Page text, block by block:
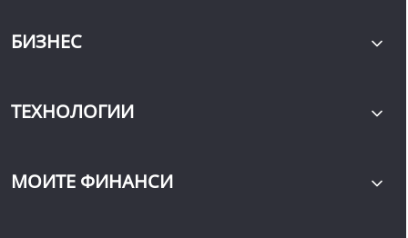
БИЗНЕС
ТЕХНОЛОГИИ
МОИТЕ ФИНАНСИ